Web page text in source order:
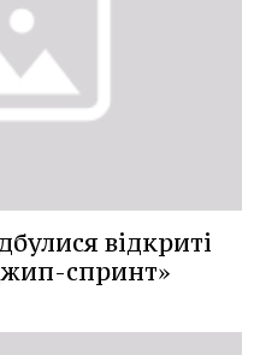
відкриті
спринт»